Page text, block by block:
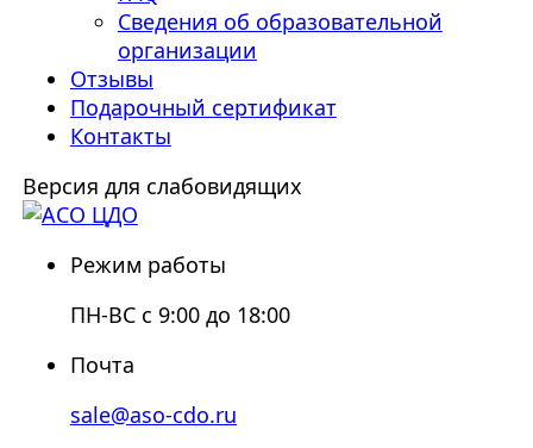
Сведения об образовательной
организации
Отзывы
Подарочный сертификат
Контакты
Версия для слабовидящих
Режим работы
ПН-ВС с 9:00 до 18:00
Почта
sale@aso-cdo.ru